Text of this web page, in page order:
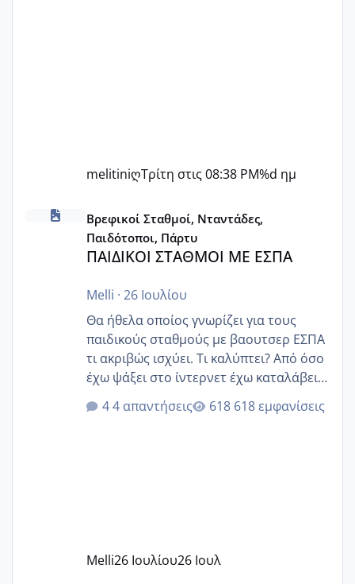
melitiniღΤρίτη στις 08:38 PM%d ημ
ΠΑΙΔΙΚΟΙ ΣΤΑΘΜΟΙ ΜΕ ΕΣΠΑ
Βρεφικοί Σταθμοί, Νταντάδες,
Παιδότοποι, Πάρτυ
ΠΑΙΔΙΚΟΙ ΣΤΑΘΜΟΙ ΜΕ ΕΣΠΑ
Melli · 26 Ιουλίου
Θα ήθελα οποίος γνωρίζει για τους
παιδικούς σταθμούς με βαουτσερ ΕΣΠΑ
τι ακριβώς ισχύει. Τι καλύπτει? Από όσο
έχω ψάξει στο ίντερνετ έχω καταλάβει
ότι το βαουτσερ καλύπτει όλα τα
δίδακτρα και τα τροφεια του ιδιωτικού
Εγώ πήγα σε έναν ιδιωτικό παιδικό στ
4 απαντήσεις 618 εμφανίσεις
Melli26 Ιουλίου26 Ιουλ